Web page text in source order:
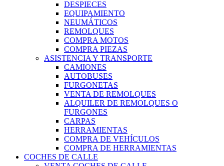
DESPIECES
EQUIPAMIENTO
NEUMÁTICOS
REMOLQUES
COMPRA MOTOS
COMPRA PIEZAS
ASISTENCIA Y TRANSPORTE
CAMIONES
AUTOBUSES
FURGONETAS
VENTA DE REMOLQUES
ALQUILER DE REMOLQUES O
FURGONES
CARPAS
HERRAMIENTAS
COMPRA DE VEHÍCULOS
COMPRA DE HERRAMIENTAS
COCHES DE CALLE